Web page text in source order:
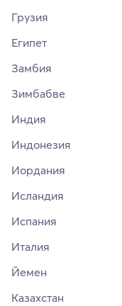
Грузия
Египет
Замбия
Зимбабве
Индия
Индонезия
Иордания
Исландия
Испания
Италия
Йемен
Казахстан